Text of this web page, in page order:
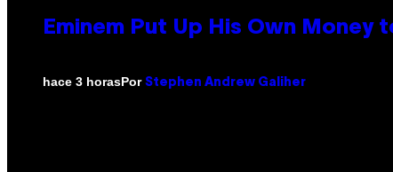
Eminem Put Up His Own
hace 3 horasPor Stephen Andrew Galiher